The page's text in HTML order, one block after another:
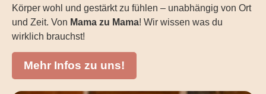
Körper wohl und gestärkt zu fühlen – unabhängig von Ort
und Zeit. Von Mama zu Mama! Wir wissen was du
wirklich brauchst!
Mehr Infos zu uns!